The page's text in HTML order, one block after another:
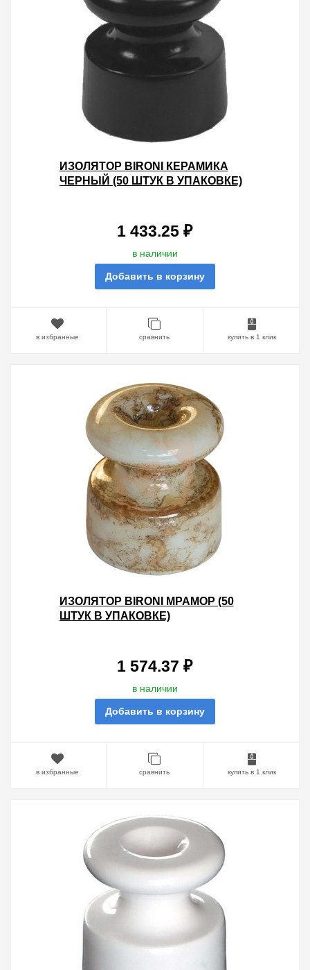
ИЗОЛЯТОР BIRONI КЕРАМИКА
ЧЕРНЫЙ (50 ШТУК В УПАКОВКЕ)
1 433.25 ₽
в наличии
Добавить в корзину
в избранные сравнить купить в 1 клик
ИЗОЛЯТОР BIRONI МРАМОР (50
ШТУК В УПАКОВКЕ)
1 574.37 ₽
в наличии
Добавить в корзину
в избранные сравнить купить в 1 клик